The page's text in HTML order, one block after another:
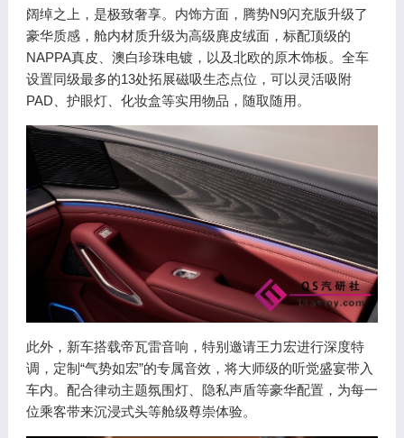
阔绰之上，是极致奢享。内饰方面，腾势N9闪充版升级了
豪华质感，舱内材质升级为高级麂皮绒面，标配顶级的
NAPPA真皮、澳白珍珠电镀，以及北欧的原木饰板。全车
设置同级最多的13处拓展磁吸生态点位，可以灵活吸附
PAD、护眼灯、化妆盒等实用物品，随取随用。
此外，新车搭载帝瓦雷音响，特别邀请王力宏进行深度特
调，定制“气势如宏”的专属音效，将大师级的听觉盛宴带入
车内。配合律动主题氛围灯、隐私声盾等豪华配置，为每一
位乘客带来沉浸式头等舱级尊崇体验。